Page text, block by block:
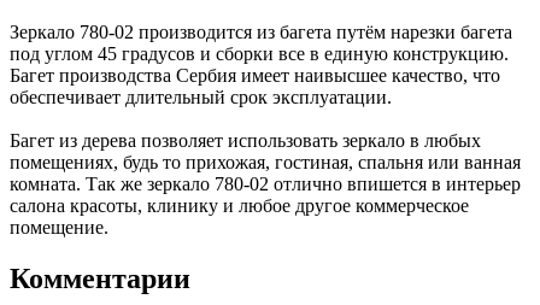
Зеркало 780-02 производится из багета путём нарезки багета
под углом 45 градусов и сборки все в единую конструкцию.
Багет производства Сербия имеет наивысшее качество, что
обеспечивает длительный срок эксплуатации.
Багет из дерева позволяет использовать зеркало в любых
помещениях, будь то прихожая, гостиная, спальня или ванная
комната. Так же зеркало 780-02 отлично впишется в интерьер
салона красоты, клинику и любое другое коммерческое
помещение.
Комментарии